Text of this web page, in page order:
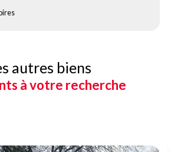
autres biens
à votre recherche